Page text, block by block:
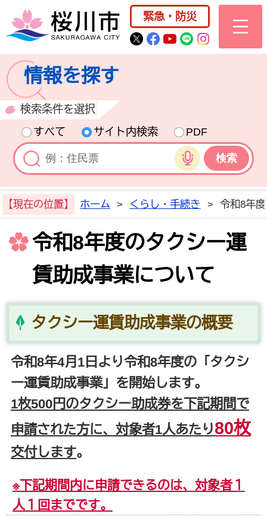
桜川市公式ホー
緊急・防災
桜川市公式Twitter
桜川市公式
桜川市公式
桜川市公式
情報を探す
検索条件を選択
すべて
サイト内検索
PDF
音声検索
【現在の位置】 ホーム > くらし・手続き > 令和8年
令和8年度のタクシー運
賃助成事業について
タクシー運賃助成事業の概要
令和8年4月1日より令和8年度の「タクシ
ー運賃助成事業」を開始します。
1枚500円のタクシー助成券を下記期間で
申請された方に、対象者1人あたり80枚
交付します。
※下記期間内に申請できるのは、対象者１
人１回までです。